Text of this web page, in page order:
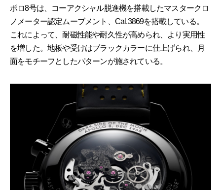
ポロ8号は、コーアクシャル脱進機を搭載したマスタークロ
ノメーター認定ムーブメント、Cal.3869を搭載している。
これによって、耐磁性能や耐久性が高められ、より実用性
を増した。地板や受けはブラックカラーに仕上げられ、月
面をモチーフとしたパターンが施されている。